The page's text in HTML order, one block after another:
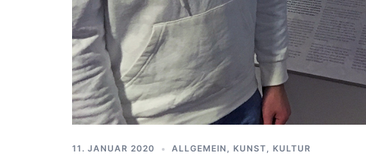
11. JANUAR 2020 ALLGEMEIN , KUNST, KULTUR